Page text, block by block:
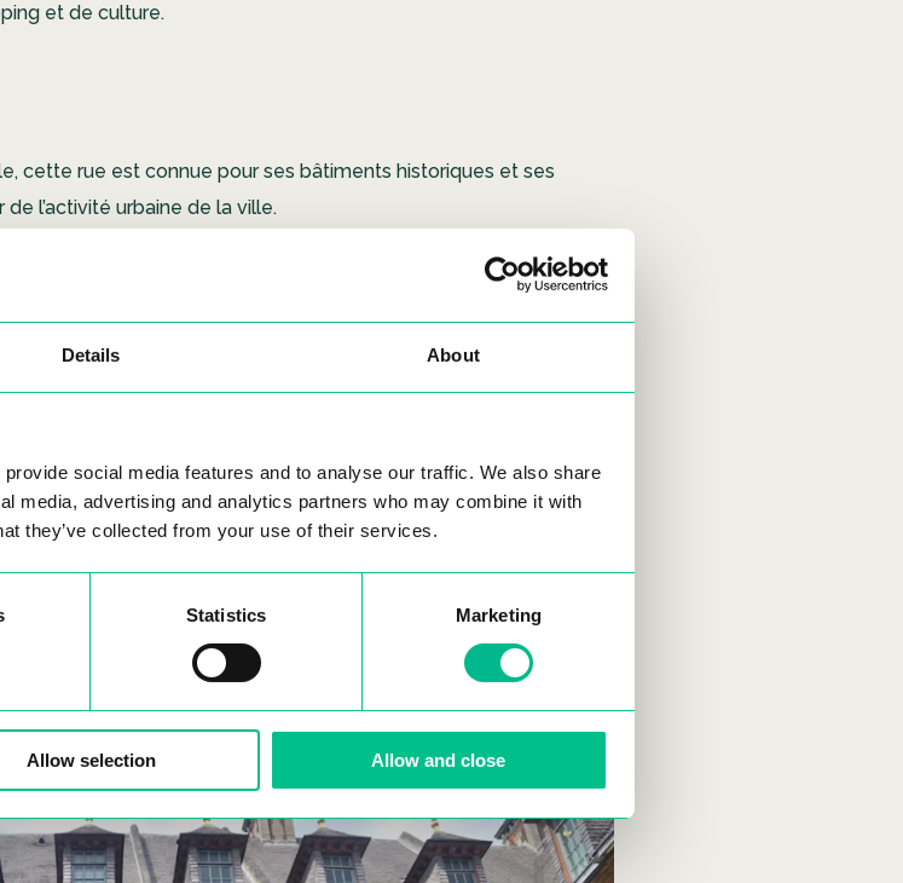
Details About
social media features and to analyse our traffic. We also share
media, advertising and analytics partners who may combine it with
they’ve collected from your use of their services.
Statistics Marketing
Allow selection Allow and close
et de culture.
cette rue est connue pour ses bâtiments historiques et ses
l’activité urbaine de la ville.
elle allie une architecture historique, des boutiques de luxe et des